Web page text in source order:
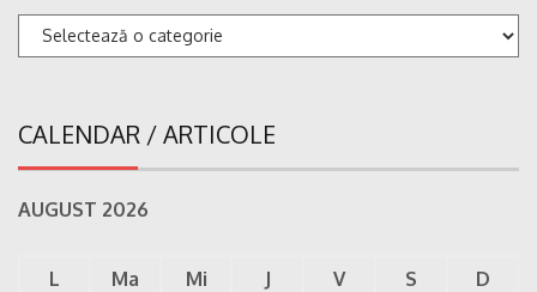
Categorii
CALENDAR / ARTICOLE
AUGUST 2026
L Ma Mi J V S
D